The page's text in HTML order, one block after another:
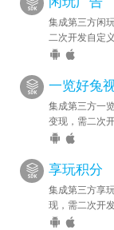
集成第三方闲
二次开发自定义
一览好兔
集成第三方一
变现，需二次
享玩积分
集成第三方享
现，需二次开